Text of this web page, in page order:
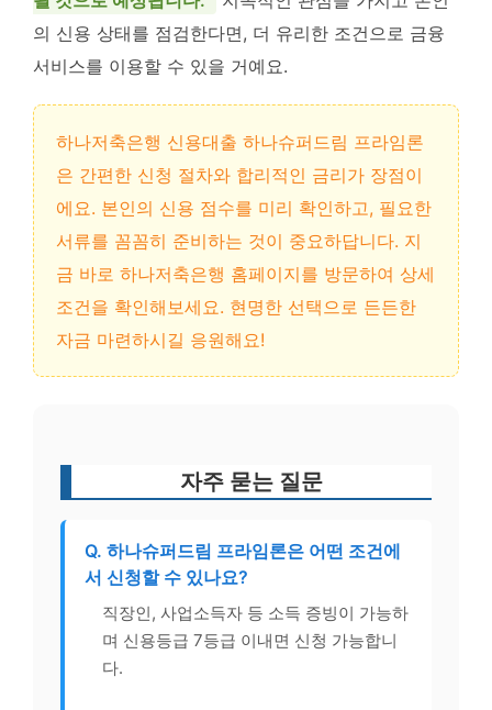
의 신용 상태를 점검한다면, 더 유리한 조건으로 금융
서비스를 이용할 수 있을 거예요.
하나저축은행 신용대출 하나슈퍼드림 프라임론
은 간편한 신청 절차와 합리적인 금리가 장점이
에요. 본인의 신용 점수를 미리 확인하고, 필요한
서류를 꼼꼼히 준비하는 것이 중요하답니다. 지
금 바로 하나저축은행 홈페이지를 방문하여 상세
조건을 확인해보세요. 현명한 선택으로 든든한
자금 마련하시길 응원해요!
자주 묻는 질문
Q. 하나슈퍼드림 프라임론은 어떤 조건에
서 신청할 수 있나요?
직장인, 사업소득자 등 소득 증빙이 가능하
며 신용등급 7등급 이내면 신청 가능합니
다.